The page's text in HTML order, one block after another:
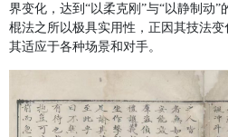
界变化，达到“以柔克刚”与“以静制动
棍法之所以极具实用性，正因其技法
其适应于各种场景和对手。